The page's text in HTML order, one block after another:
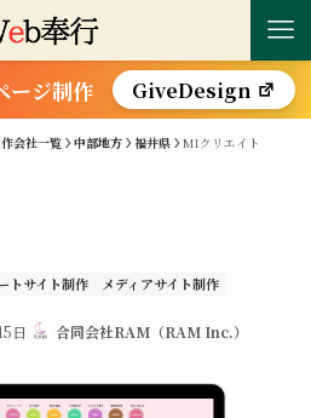
ージ制作 GiveDesign
会社一覧 中部地方 福井県 MIクリエイト
トサイト制作
メディアサイト制作
日 合同会社RAM（RAM Inc.）